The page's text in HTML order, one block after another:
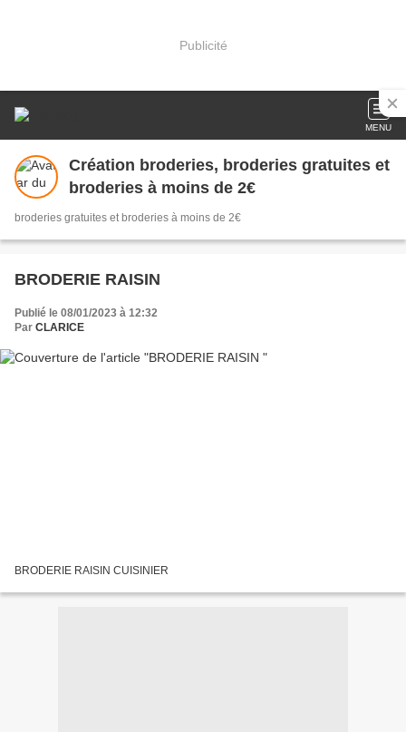
Publicité
MENU
Création broderies, broderies gratuites et
broderies à moins de 2€
broderies gratuites et broderies à moins de 2€
BRODERIE RAISIN
Publié le 08/01/2023 à 12:32
Par CLARICE
BRODERIE RAISIN CUISINIER